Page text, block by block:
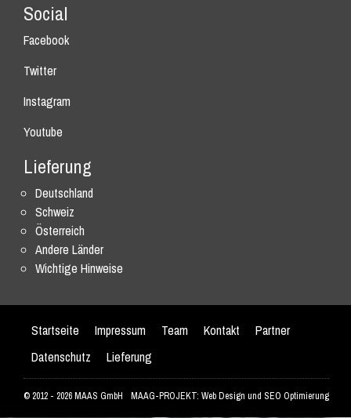
Social
Facebook
Twitter
Instagram
Youtube
Lieferung
Deutschland
Schweiz
Österreich
Andere Länder
Wichtige Hinweise
Startseite Impressum Team Kontakt
Partner
Datenschutz
Lieferung
© 2012 - 2026 MAAS GmbH MAAG-PROJEKT: Web Design und SEO Optimierung